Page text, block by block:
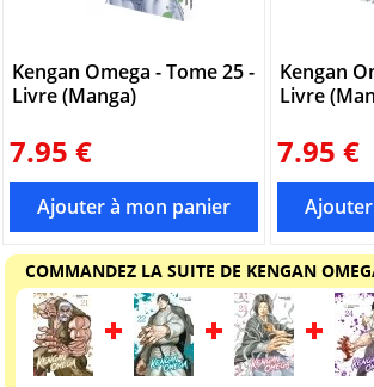
Kengan Omega - Tome 25 -
Livre (Manga)
7.95 €
Kengan
Livre
7.95 €
COMMANDEZ LA SUITE DE KENGAN